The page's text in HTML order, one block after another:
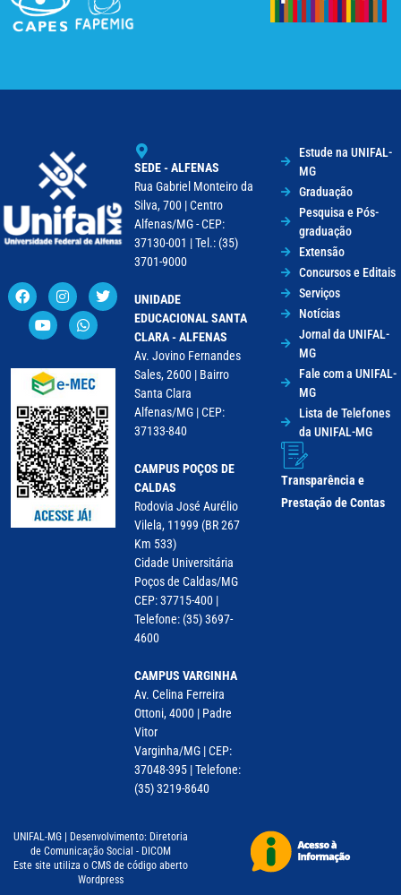
SEDE - ALFENAS
Rua Gabriel Monteiro da
Silva, 700 | Centro
Alfenas/MG - CEP:
37130-001 | Tel.: (35)
3701-9000
UNIDADE
EDUCACIONAL SANTA
CLARA - ALFENAS
Av. Jovino Fernandes
Sales, 2600 | Bairro
Santa Clara
Alfenas/MG | CEP:
37133-840
CAMPUS POÇOS DE
CALDAS
Rodovia José Aurélio
Vilela, 11999 (BR 267
Km 533)
Cidade Universitária
Poços de Caldas/MG
CEP: 37715-400 |
Telefone: (35) 3697-
4600
CAMPUS VARGINHA
Av. Celina Ferreira
Ottoni, 4000 | Padre
Vitor
Varginha/MG | CEP:
37048-395 | Telefone:
(35) 3219-8640
Estude na UNIFAL-
MG
Graduação
Pesquisa e Pós-
graduação
Extensão
Concursos e Editais
Serviços
Notícias
Jornal da UNIFAL-
MG
Fale com a UNIFAL-
MG
Lista de Telefones
da UNIFAL-MG
Transparência e
Prestação de Contas
UNIFAL-MG | Desenvolvimento: Diretoria
de Comunicação Social - DICOM
Este site utiliza o CMS de código aberto
Wordpress